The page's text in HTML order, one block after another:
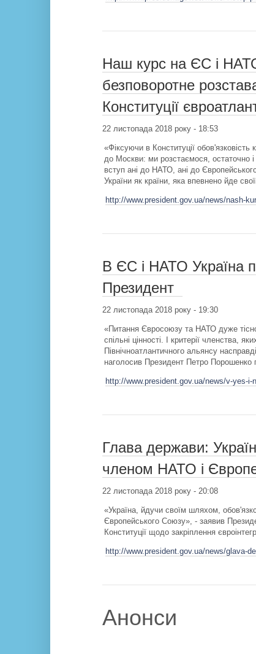
Наш курс на ЄС і
безповоротне
Конституції
22 листопада 2018 року - 18:53
«Фіксуючи в Конституції
до Москви: ми розстаємося, остаточно
вступ ані до НАТО, ані до
України як країни, яка впевнено йде
http://www.president.gov.ua/news/nash-
В ЄС і НАТО Україна
Президент
22 листопада 2018 року - 19:30
«Питання Євросоюзу та НАТО дуже тісно
спільні цінності. І критерії
Північноатлантичного альянсу
наголосив Президент Петро Порошенко
http://www.president.gov.ua/news/v-yes-
Глава держави:
членом НАТО і
22 листопада 2018 року - 20:08
«Україна, йдучи своїм шляхом,
Європейського Союзу», - заявив
Конституції щодо закріплення
http://www.president.gov.ua/news/glava-
Анонси